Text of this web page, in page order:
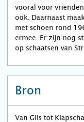
vooral voor
ook. Daarnaast
met schoen rond
ermee. Er zijn nog
op schaatsen van
Bron
Van Glis tot